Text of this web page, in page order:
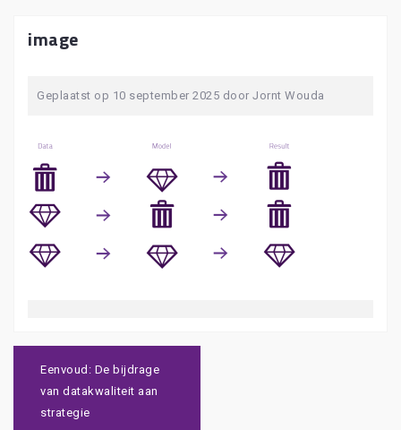
image
Geplaatst op 10 september 2025 door Jornt Wouda
Bericht
navigatie
Eenvoud: De bijdrage
van datakwaliteit aan
strategie